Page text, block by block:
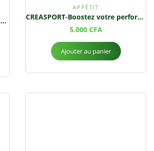
Thiakry Maïs – Céréales Traditionnelles
APPÉTIT
CREASPORT-Boostez votre performance, optimisez votre récupération !
5.000 CFA
Ajouter au panier